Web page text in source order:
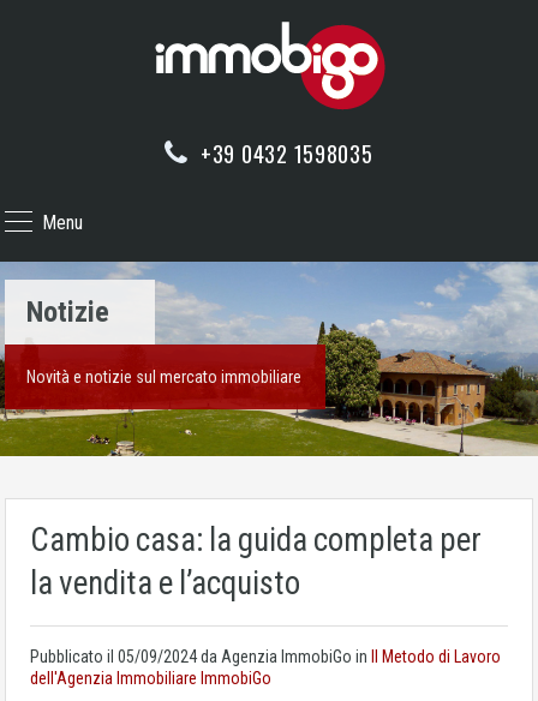
+39 0432 1598035
Menu
Notizie
Novità e notizie sul mercato immobiliare
Cambio casa: la guida completa per
la vendita e l’acquisto
Pubblicato il 05/09/2024da Agenzia ImmobiGo in
Il Metodo di Lavoro
dell'Agenzia Immobiliare ImmobiGo